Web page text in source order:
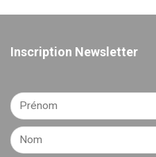
Inscription Newsletter